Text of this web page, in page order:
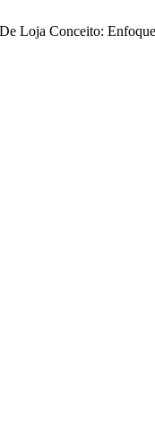
Loja Conceito: